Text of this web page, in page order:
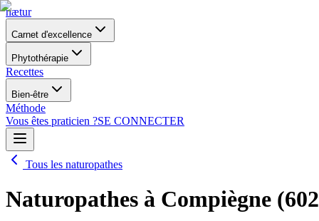
nætur
Carnet d'excellence
Phytothérapie
Recettes
Bien-être
Méthode
Vous êtes praticien ?SE CONNECTER
Tous les naturopathes
Naturopathes à Compiègne